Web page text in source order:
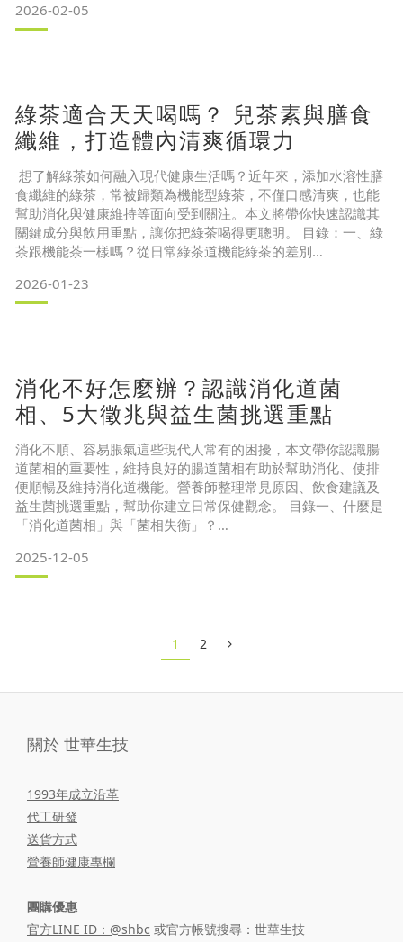
（一）飲食控制型減重：調整吃的內容
（二）運動型減重：提高基礎代謝
2026-02-05
綠茶適合天天喝嗎？ 兒茶素與膳食
纖維，打造體內清爽循環力
想了解綠茶如何融入現代健康生活嗎？近年來，添加水溶性膳
食纖維的綠茶，常被歸類為機能型綠茶，不僅口感清爽，也能
幫助消化與健康維持等面向受到關注。本文將帶你快速認識其
關鍵成分與飲用重點，讓你把綠茶喝得更聰明。 目錄：一、綠
茶跟機能茶一樣嗎？從日常綠茶道機能綠茶的差別
🍵綠茶好處 1：促進新陳代謝
🍵綠茶好處 2：幫助消化、使排便順暢
（二）哪些人喝綠茶要特別注意？
四
2026-01-23
消化不好怎麼辦？認識消化道菌
相、5大徵兆與益生菌挑選重點
消化不順、容易脹氣這些現代人常有的困擾，本文帶你認識腸
道菌相的重要性，維持良好的腸道菌相有助於幫助消化、使排
便順暢及維持消化道機能。營養師整理常見原因、飲食建議及
益生菌挑選重點，幫助你建立日常保健觀念。 目錄一、什麼是
「消化道菌相」與「菌相失衡」？
二、認識消化道菌種類：好菌、壞菌及中性菌
消化不好徵兆 1：排便狀況改變
消化不好徵兆 4：慢性疲勞
消化不好徵兆
2025-12-05
1 2
關於 世華生技
1993年成立沿革
代工研發
送貨方式
營養師健康專欄
團購優惠
官方LINE ID：@shbc 或官方帳號搜尋：世華生技